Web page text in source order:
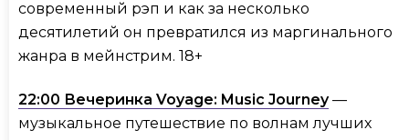
современный рэп и как за несколько
десятилетий он превратился из маргинального
жанра в мейнстрим. 18+
22:00 Вечеринка Voyage: Music Journey—
музыкальное путешествие по волнам лучших